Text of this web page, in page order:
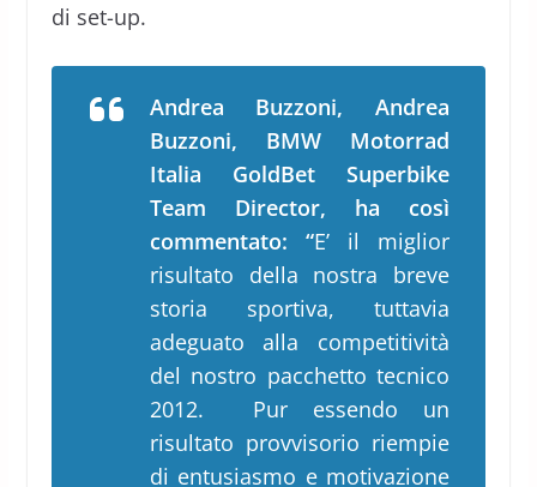
di set-up.
Andrea Buzzoni, Andrea
Buzzoni, BMW Motorrad
Italia GoldBet Superbike
Team Director, ha così
commentato: “E’ il miglior
risultato della nostra breve
storia sportiva, tuttavia
adeguato alla competitività
del nostro pacchetto tecnico
2012. Pur essendo un
risultato provvisorio riempie
di entusiasmo e motivazione